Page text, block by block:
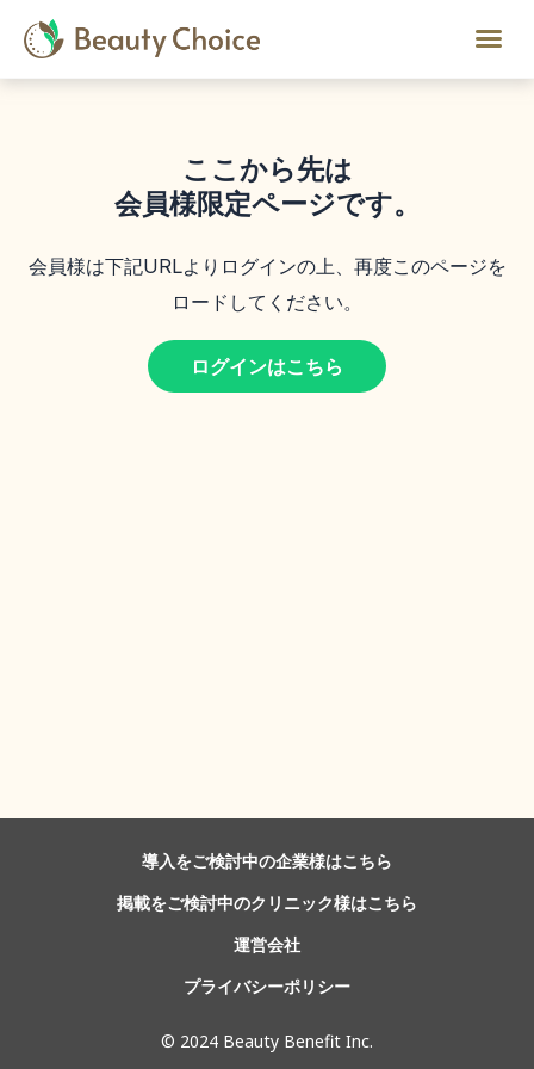
ここから先は
会員様限定ページです。
会員様は下記URLよりログインの上、再度このページを
ロードしてください。
ログインはこちら
導入をご検討中の企業様はこちら
掲載をご検討中のクリニック様はこちら
運営会社
プライバシーポリシー
©️ 2024 Beauty Benefit Inc.